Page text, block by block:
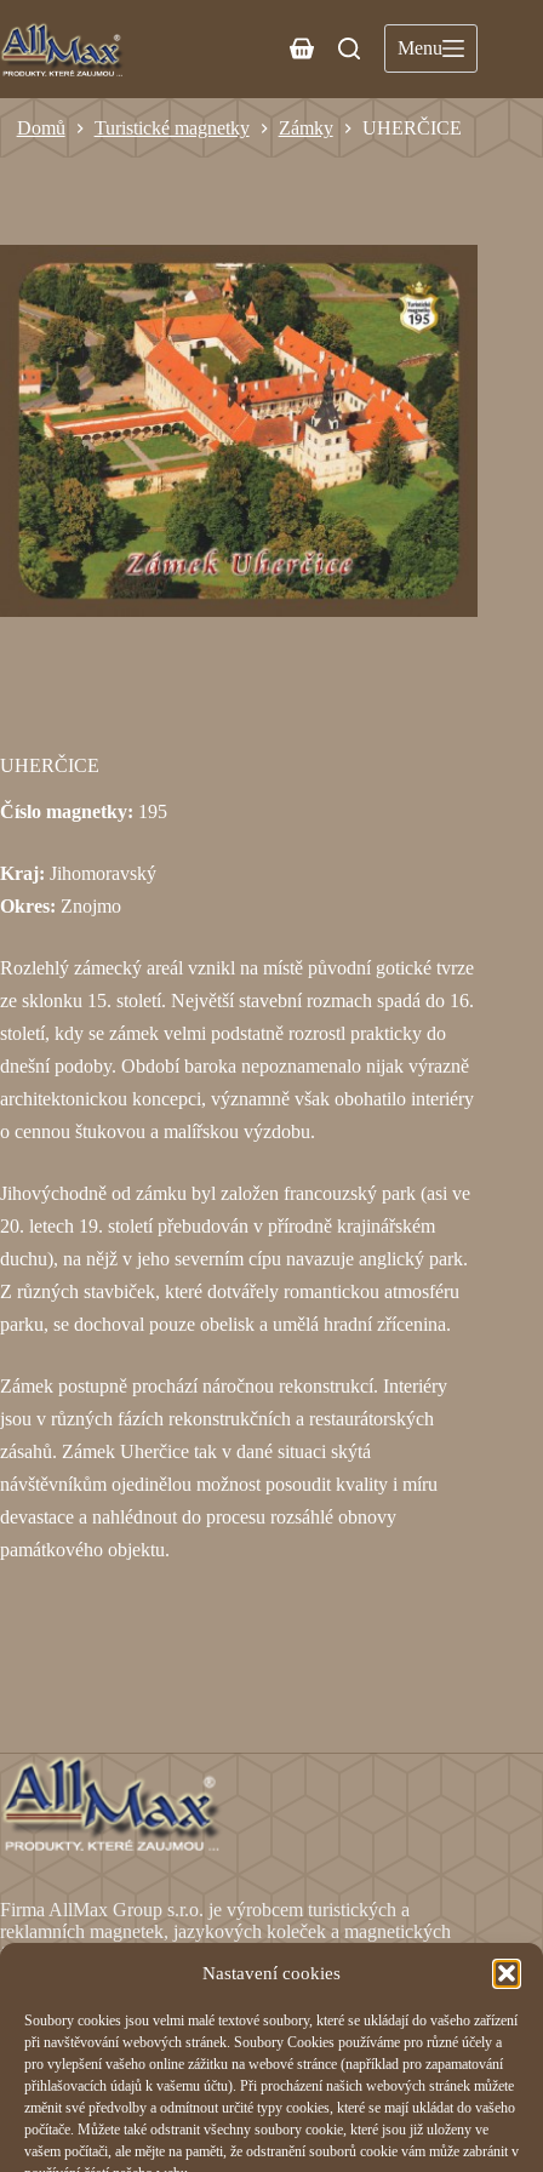
Nastavení cookies
Soubory cookies jsou velmi malé textové soubory, které se ukládají do vašeho zařízení
při navštěvování webových stránek. Soubory Cookies používáme pro různé účely a
pro vylepšení vašeho online zážitku na webové stránce (například pro zapamatování
přihlašovacích údajů k vašemu účtu). Při procházení našich webových stránek můžete
změnit své předvolby a odmítnout určité typy cookies, které se mají ukládat do vašeho
počítače. Můžete také odstranit všechny soubory cookie, které jsou již uloženy ve
vašem počítači, ale mějte na paměti, že odstranění souborů cookie vám může zabránit v
Menu
Domů Turistické magnetky Zámky UHERČICE
UHERČICE
Číslo magnetky: 195
Kraj: Jihomoravský
Okres: Znojmo
Rozlehlý zámecký areál vznikl na místě původní gotické tvrze
ze sklonku 15. století. Největší stavební rozmach spadá do 16.
století, kdy se zámek velmi podstatně rozrostl prakticky do
dnešní podoby. Období baroka nepoznamenalo nijak výrazně
architektonickou koncepci, významně však obohatilo interiéry
o cennou štukovou a malířskou výzdobu.
Jihovýchodně od zámku byl založen francouzský park (asi ve
20. letech 19. století přebudován v přírodně krajinářském
duchu), na nějž v jeho severním cípu navazuje anglický park.
Z různých stavbiček, které dotvářely romantickou atmosféru
parku, se dochoval pouze obelisk a umělá hradní zřícenina.
Zámek postupně prochází náročnou rekonstrukcí. Interiéry
jsou v různých fázích rekonstrukčních a restaurátorských
zásahů. Zámek Uherčice tak v dané situaci skýtá
návštěvníkům ojedinělou možnost posoudit kvality i míru
devastace a nahlédnout do procesu rozsáhlé obnovy
památkového objektu.
Firma AllMax Group s.r.o. je výrobcem turistických a
reklamních magnetek, jazykových koleček a magnetických
fólií.
Informace
Obchodní podmínky
Reklamační formulář
Odstoupení od smlouvy
Ochrana osobních údajů
Cookies